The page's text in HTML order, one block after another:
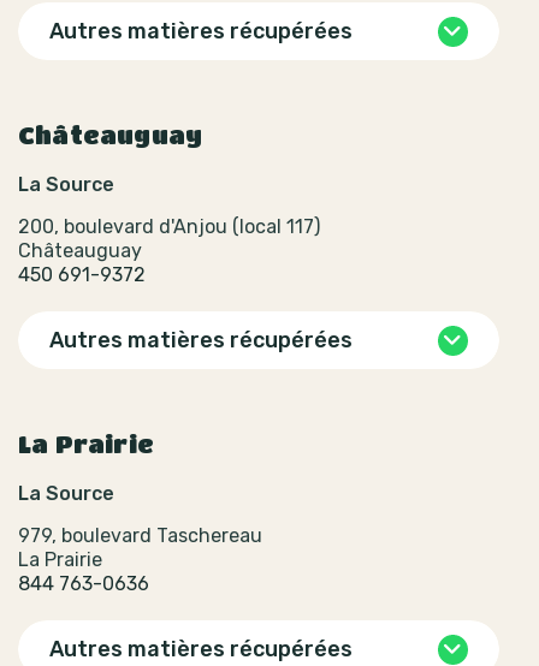
Autres matières récupérées
Châteauguay
La Source
200, boulevard d'Anjou (local 117)
Châteauguay
450 691-9372
Autres matières récupérées
La Prairie
La Source
979, boulevard Taschereau
La Prairie
844 763-0636
Autres matières récupérées